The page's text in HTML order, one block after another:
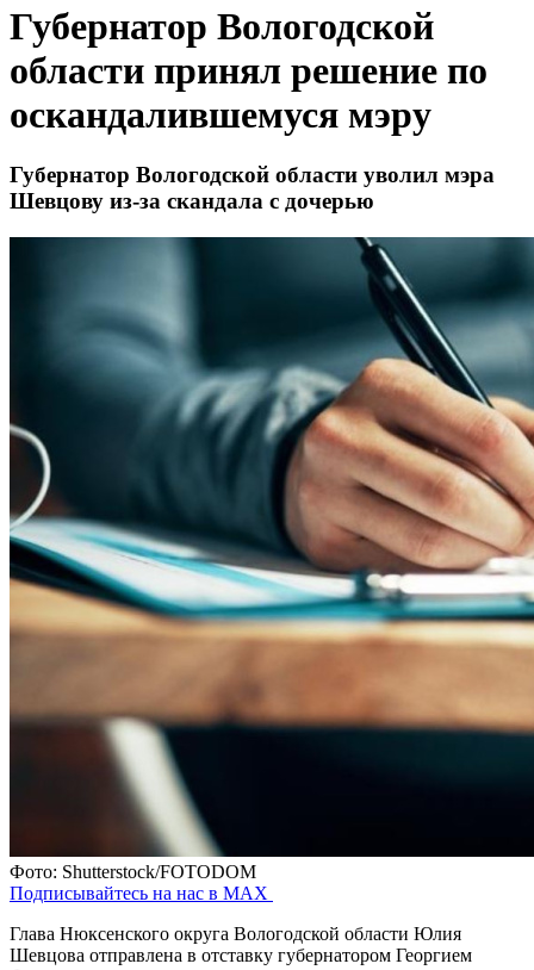
Губернатор Вологодской
области принял решение по
оскандалившемуся мэру
Губернатор Вологодской области уволил мэра
Шевцову из-за скандала с дочерью
Фото: Shutterstock/FOTODOM
Подписывайтесь на нас в MAX
Глава Нюксенского округа Вологодской области Юлия
Шевцова отправлена в отставку губернатором Георгием